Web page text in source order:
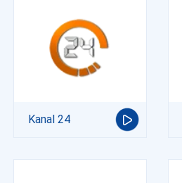
Kanal 24